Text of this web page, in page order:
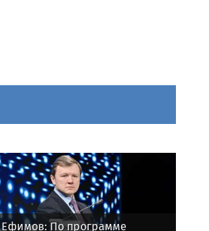
Ефимов: По программе